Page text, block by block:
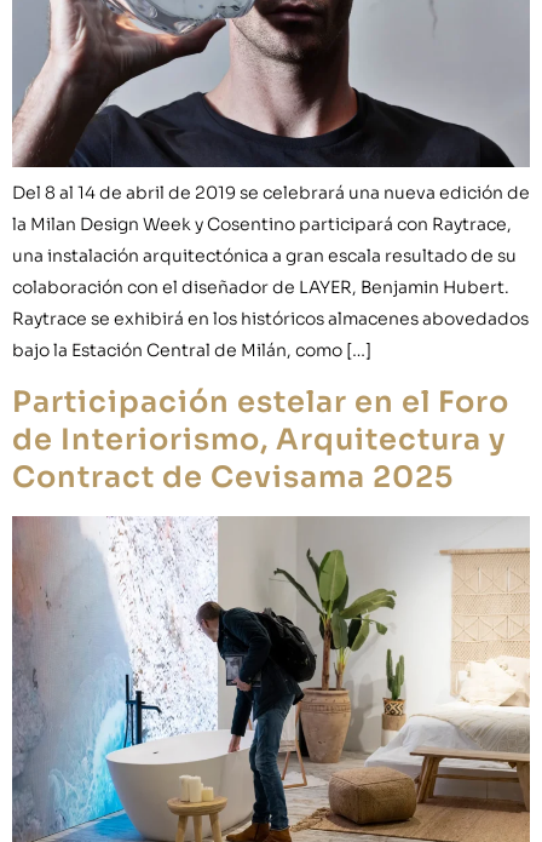
Del 8 al 14 de abril de 2019 se celebrará una nueva edición de
la Milan Design Week y Cosentino participará con Raytrace,
una instalación arquitectónica a gran escala resultado de su
colaboración con el diseñador de LAYER, Benjamin Hubert.
Raytrace se exhibirá en los históricos almacenes abovedados
bajo la Estación Central de Milán, como […]
Participación estelar en el Foro
de Interiorismo, Arquitectura y
Contract de Cevisama 2025